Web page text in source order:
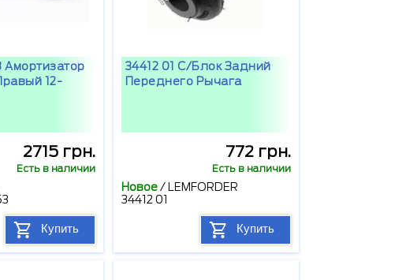
12-
2715 грн.
Есть в наличии
Купить
34412 01 С/блок Задний
Переднего Рычага
772 грн.
Есть в наличии
Новое/
LEMFORDER
34412 01
Купить